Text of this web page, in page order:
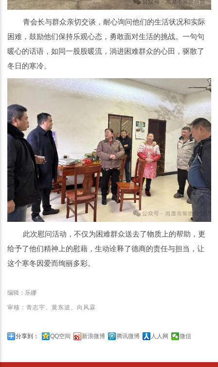
青会长与群众亲切交谈，耐心询问他们的生活状况和实际
困难，鼓励他们保持乐观心态，勇敢面对生活的挑战。一句句
暖心的话语，如同一股股暖流，淌进困难群众的心田，驱散了
冬日的寒冷。
此次慰问活动，不仅为困难群众送去了物质上的帮助，更
给予了他们精神上的慰藉，生动诠释了德商的责任与担当，让
这个寒冬因爱而绚丽多彩。
编辑：乐娜
审核：青志宇、黄东波、向风霖
分享到： QQ空间 新浪微博 腾讯微博 人人网 微信